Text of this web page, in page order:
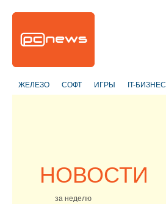
ЖЕЛЕЗО СОФТ ИГРЫ IT-БИЗНЕС
НОВОСТИ
за неделю